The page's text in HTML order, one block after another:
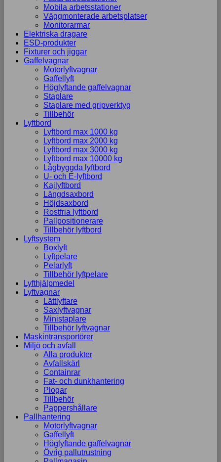
Mobila arbetsstationer
Väggmonterade arbetsplatser
Monitorarmar
Elektriska dragare
ESD-produkter
Fixturer och jiggar
Gaffelvagnar
Motorlyftvagnar
Gaffellyft
Höglyftande gaffelvagnar
Staplare
Staplare med gripverktyg
Tillbehör
Lyftbord
Lyftbord max 1000 kg
Lyftbord max 2000 kg
Lyftbord max 3000 kg
Lyftbord max 10000 kg
Lågbyggda lyftbord
U- och E-lyftbord
Kajlyftbord
Längdsaxbord
Höjdsaxbord
Rostfria lyftbord
Pallpositionerare
Tillbehör lyftbord
Lyftsystem
Boxlyft
Lyftpelare
Pelarlyft
Tillbehör lyftpelare
Lyfthjälpmedel
Lyftvagnar
Lättlyftare
Saxlyftvagnar
Ministaplare
Tillbehör lyftvagnar
Maskintransportörer
Miljö och avfall
Alla produkter
Avfallskärl
Containrar
Fat- och dunkhantering
Plogar
Tillbehör
Pappershållare
Pallhantering
Motorlyftvagnar
Gaffellyft
Höglyftande gaffelvagnar
Övrig pallutrustning
med dig av dina
intressen och ditt
beteende när du
surfar ökar du
chansen att få se
personligt
anpassat
innehåll och
erbjudanden.